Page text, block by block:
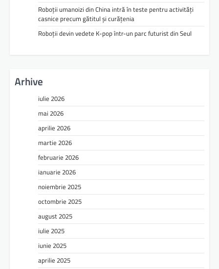
Roboții umanoizi din China intră în teste pentru activități
casnice precum gătitul și curățenia
Roboții devin vedete K-pop într-un parc futurist din Seul
Arhive
iulie 2026
mai 2026
aprilie 2026
martie 2026
februarie 2026
ianuarie 2026
noiembrie 2025
octombrie 2025
august 2025
iulie 2025
iunie 2025
aprilie 2025